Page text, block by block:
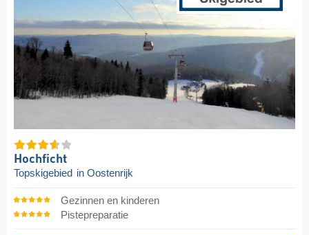
Hochficht
Topskigebied in Oostenrijk
Gezinnen en kinderen
Pistepreparatie